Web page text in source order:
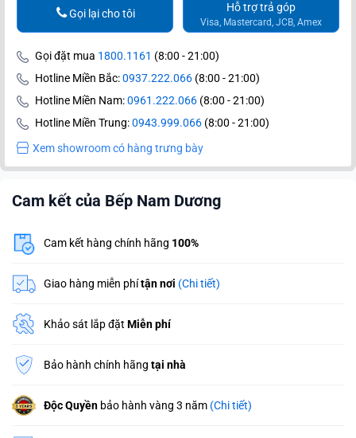
Hỗ trợ trả góp
Visa, Mastercard, JCB, Amex
Gọi lại cho tôi
Gọi đặt mua 1800.1161 (8:00 - 21:00)
Hotline Miền Bắc:0937.222.066 (8:00 - 21:00)
Hotline Miền Nam:0961.222.066 (8:00 - 21:00)
Hotline Miền Trung:0943.999.066 (8:00 - 21:00)
Xem showroom có hàng trưng bày
Cam kết của Bếp Nam Dương
Cam kết hàng chính hãng 100%
Giao hàng miễn phítận nơi (Chi tiết)
Khảo sát lắp đặt Miễn phí
Bảo hành chính hãng tại nhà
Độc Quyền bảo hành vàng 3 năm (Chi tiết)